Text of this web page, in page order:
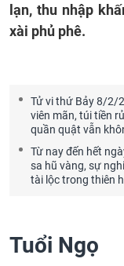
lạn, thu nhập
xài phủ phê.
Tử vi thứ Bảy 8/2/
viên mãn, túi tiền
quần quật vẫn
Từ nay đến hết
sa hũ vàng, sự
tài lộc trong thiên
Tuổi Ngọ